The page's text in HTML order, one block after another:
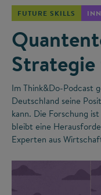
FUTURE SKILLS
Im Think&Do-Podcast
Deutschland seine
kann. Die Forschung
bleibt eine
Experten aus